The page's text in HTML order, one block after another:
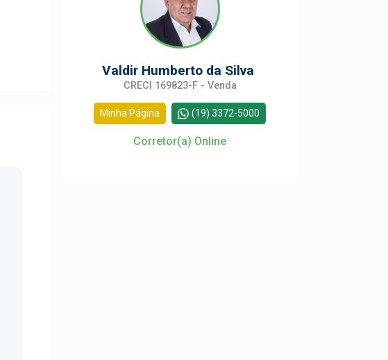
Valdir Humberto da Silva
CRECI 169823-F - Venda
Minha Página (19) 3372-5000
Corretor(a) Online